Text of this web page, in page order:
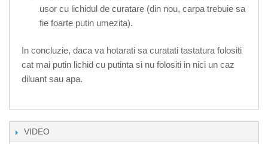
usor cu lichidul de curatare (din nou, carpa trebuie sa
fie foarte putin umezita).
In concluzie, daca va hotarati sa curatati tastatura folositi
cat mai putin lichid cu putinta si nu folositi in nici un caz
diluant sau apa.
VIDEO